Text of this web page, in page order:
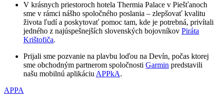
V krásnych priestoroch hotela Thermia Palace v Piešťanoch
sme v rámci nášho spoločného poslania – zlepšovať kvalitu
života ľudí a poskytovať pomoc tam, kde je potrebná, privítali
jedného z najúspešnejších slovenských bojovníkov Piráta
Krištofiča.
Prijali sme pozvanie na plavbu loďou na Devín, počas ktorej
sme obchodným partnerom spoločnosti Garmin predstavili
našu mobilnú aplikáciu APPkA.
APPA